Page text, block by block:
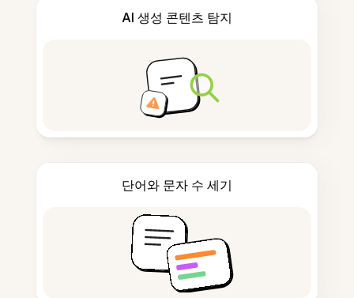
AI 생성 콘텐츠 탐지
단어와 문자 수 세기